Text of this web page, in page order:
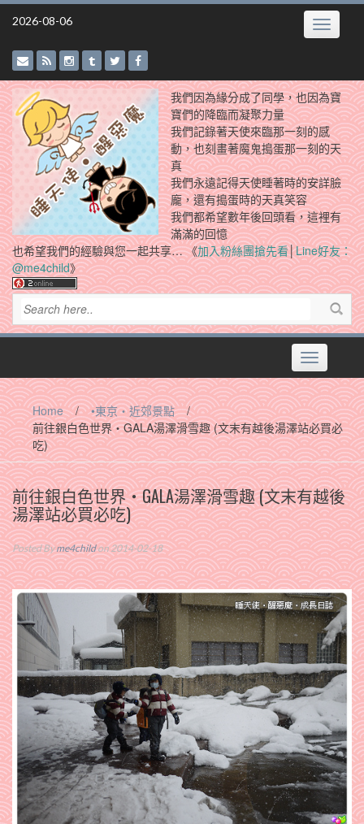
Skip
2026-08-06 Toggle
我們因為緣分成了同學，也因為寶
寶們的降臨而凝聚力量
我們記錄著天使來臨那一刻的感
動，也刻畫著魔鬼搗蛋那一刻的天
真
我們永遠記得天使睡著時的安詳臉
龐，還有搗蛋時的天真笑容
我們都希望數年後回頭看，這裡有
滿滿的回憶
也希望我們的經驗與您一起共享… 《加入粉絲團搶先看│Line好友：
@me4child》
Toggle
navigation
Home / •東京‧近郊景點
/
前往銀白色世界‧GALA湯澤滑雪趣 (文末有越後湯澤站必買必
吃)
前往銀白色世界‧GALA湯澤滑雪趣 (文末有越後
湯澤站必買必吃)
Posted Byme4childon 2014-02-18